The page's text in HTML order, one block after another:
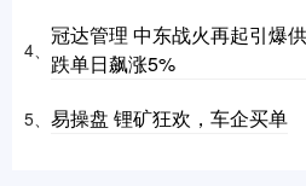
4、
冠达管理 中东战火再起引爆
跌单日飙涨5%
5、 易操盘 锂矿狂欢，车企买单